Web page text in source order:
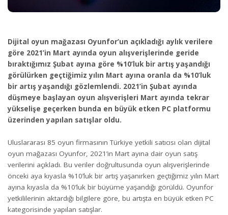
Dijital oyun mağazası Oyunfor’un açıkladığı aylık verilere
göre 2021’in Mart ayında oyun alışverişlerinde geride
bıraktığımız Şubat ayına göre %10’luk bir artış yaşandığı
görülürken geçtiğimiz yılın Mart ayına oranla da %10’luk
bir artış yaşandığı gözlemlendi. 2021’in Şubat ayında
düşmeye başlayan oyun alışverişleri Mart ayında tekrar
yükselişe geçerken bunda en büyük etken PC platformu
üzerinden yapılan satışlar oldu.
Uluslararası 85 oyun firmasının Türkiye yetkili satıcısı olan dijital
oyun mağazası Oyunfor, 2021’in Mart ayına dair oyun satış
verilerini açıkladı. Bu veriler doğrultusunda oyun alışverişlerinde
önceki aya kıyasla %10’luk bir artış yaşanırken geçtiğimiz yılın Mart
ayına kıyasla da %10’luk bir büyüme yaşandığı görüldü. Oyunfor
yetkililerinin aktardığı bilgilere göre, bu artışta en büyük etken PC
kategorisinde yapılan satışlar.